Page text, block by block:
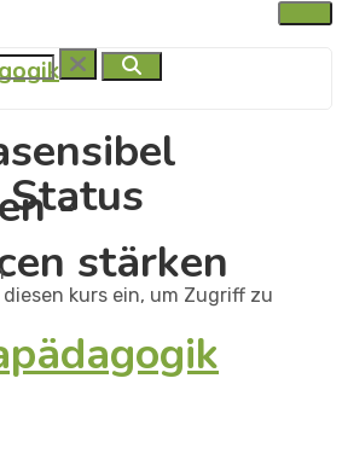
-
stärken
kurs ein, um Zugriff zu